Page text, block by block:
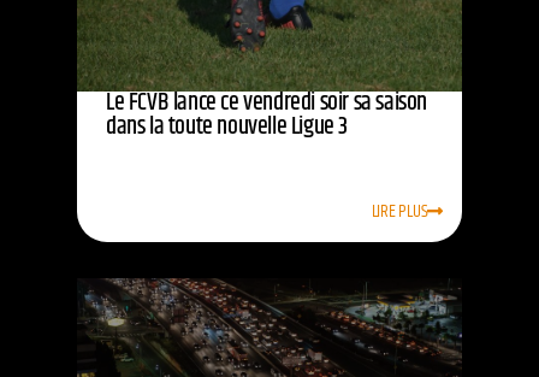
Le FCVB lance ce vendredi soir sa saison
dans la toute nouvelle Ligue 3
LIRE PLUS